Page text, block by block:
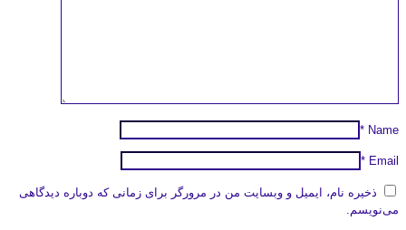
Name
*
Email
*
ذخیره نام، ایمیل و وبسایت من در مرورگر برای زمانی که دوباره دیدگاهی
می‌نویسم.